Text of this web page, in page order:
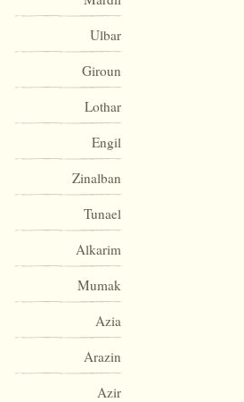
Ulbar
Giroun
Lothar
Engil
Zinalban
Tunael
Alkarim
Mumak
Azia
Arazin
Azir